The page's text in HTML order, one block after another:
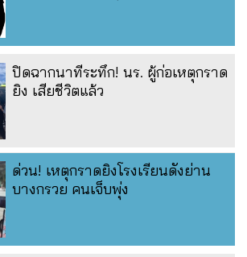
ปิดฉากนาทีระทึก! นร. ผู้ก่อเหตุกราด
ยิง เสียชีวิตแล้ว
ด่วน! เหตุกราดยิงโรงเรียนดังย่าน
บางกรวย คนเจ็บพุ่ง